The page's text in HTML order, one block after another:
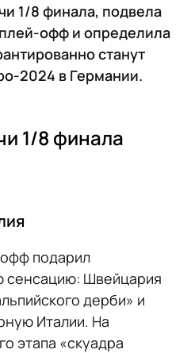
1/8 финала, подвела
офф и определила
станут
2024 в Германии.
1/8 финала
подарил
сенсацию: Швейцария
дерби» и
Италии. На
этапа «скуадра